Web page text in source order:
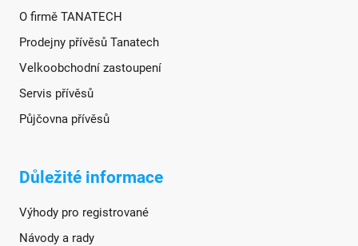
O firmě TANATECH
Prodejny přívěsů Tanatech
Velkoobchodní zastoupení
Servis přívěsů
Půjčovna přívěsů
Důležité informace
Výhody pro registrované
Návody a rady